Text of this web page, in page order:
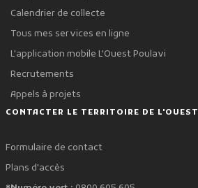
Calendrier de collecte
Tous mes services en ligne
L'application mobile L'Ouest Poulavi
Recrutements
Appels à projets
CONTACTER LE TERRITOIRE DE L'OUEST
Formulaire de contact
Plans d'accès